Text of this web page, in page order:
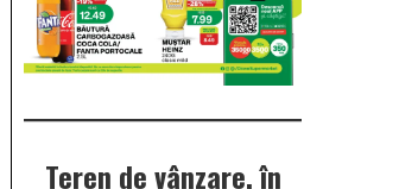
Teren de vânzare, în